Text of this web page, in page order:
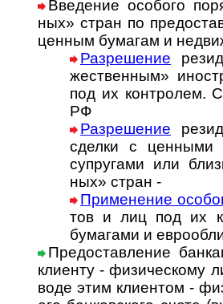
Введение особого
ных» стран по
цен­ным бума­гам и
Разрешение
жест­вен­ным»
под их конт­ро­лем.
РФ
Разрешение
сделки с цен­ными
супру­гами или
ных» стран -
Применение
тов и лиц под их
бума­гами и
Предоставление
клиенту - физи­чес­кому
воде этим клиен­том -